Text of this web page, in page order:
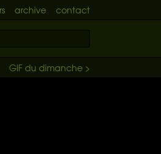
archive contact
GIF du dimanche >